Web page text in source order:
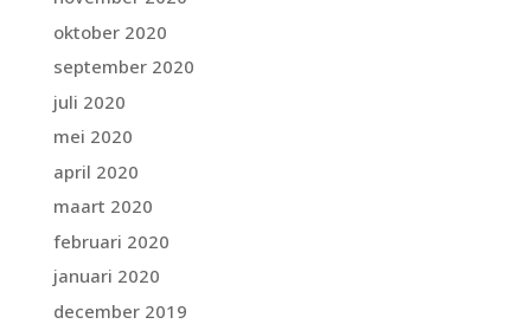
oktober 2020
september 2020
juli 2020
mei 2020
april 2020
maart 2020
februari 2020
januari 2020
december 2019